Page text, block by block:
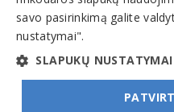
Prekyba
Mažmeninė prekyba
© INFOMINTA, UAB. Visos teisės
savo pasirinkimą galite
nustatymai".
SLAPUKŲ NUSTATYMAI